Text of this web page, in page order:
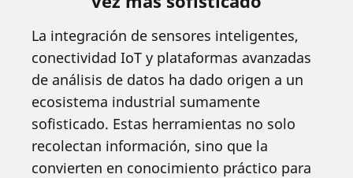
La integración de sensores inteligentes,
conectividad IoT y plataformas avanzadas
de análisis de datos ha dado origen a un
ecosistema industrial sumamente
sofisticado. Estas herramientas no solo
recolectan información, sino que la
convierten en conocimiento práctico para